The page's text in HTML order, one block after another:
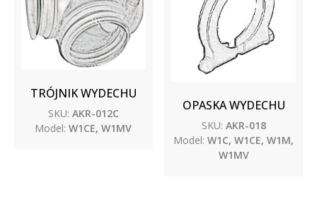
TRÓJNIK WYDECHU
SKU: AKR-012C
Model: W1CE, W1MV
OPASKA WYDECHU
SKU: AKR-018
Model: W1C, W1CE, W1M,
W1MV